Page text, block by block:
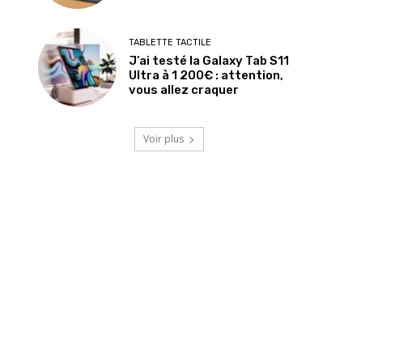
TABLETTE TACTILE
J’ai testé la Galaxy Tab S11
Ultra à 1 200€ : attention,
vous allez craquer
Voir plus